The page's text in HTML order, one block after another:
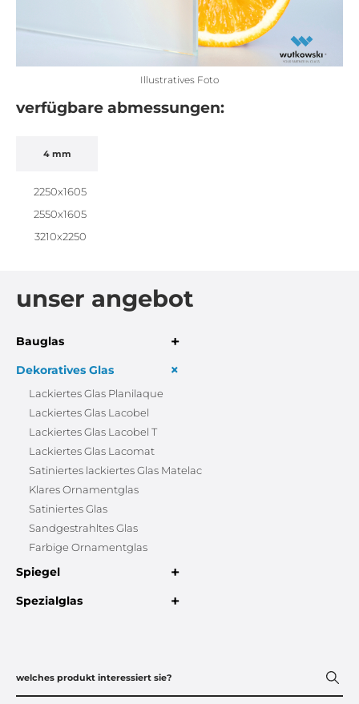
unser angebot
Bauglas +
Dekoratives Glas +
Lackiertes Glas Planilaque
Lackiertes Glas Lacobel
Lackiertes Glas Lacobel T
Lackiertes Glas Lacomat
Satiniertes lackiertes Glas Matelac
Klares Ornamentglas
Satiniertes Glas
Sandgestrahltes Glas
Farbige Ornamentglas
Spiegel +
Spezialglas +
Illustratives Foto
verfügbare abmessungen:
4 mm
2250x1605
2550x1605
3210x2250